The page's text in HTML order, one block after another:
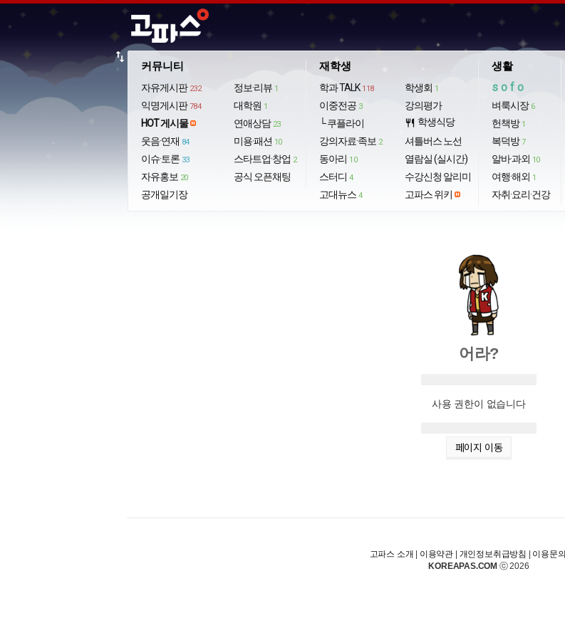
커뮤니티
자유게시판 232
익명게시판 784
HOT 게시물
웃음·연재 84
이슈·토론 33
자유홍보 20
공개일기장
정보·리뷰 1
대학원 1
연애상담 23
미용·패션 10
스타트업·창업 2
공식 오픈채팅
재학생
학과 TALK 118
이중전공 3
└ 쿠플라이
강의자료·족보 2
동아리 10
스터디 4
고대뉴스 4
학생회 1
강의평가
restaurant 학생식당
셔틀버스 노선
열람실 (실시간)
수강신청 알리미
고파스 위키
생활
sofo
벼룩시장 6
헌책방 1
복덕방 7
알바·과외 10
여행·해외 1
자취·요리·건강
import_export
어라?
사용 권한이 없습니다
페이지 이동
고파스 소개 이용약관 개인정보취급방침 이용문의
KOREAPAS.COM ⓒ 2026